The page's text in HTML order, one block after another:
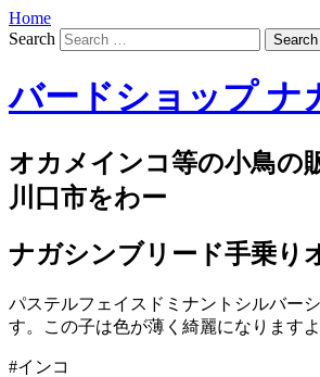
Home
Search
バードショップ ナ
オカメインコ等の小鳥
川口市をわー
ナガシンブリード手乗り
パステルフェイスドミナントシルバー
す。この子は色が薄く綺麗になります
#インコ